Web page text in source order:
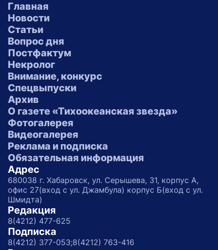
Главная
Новости
Статьи
Вопрос дня
Постфактум
Некролог
Внимание, конкурс
Спецвыпуски
Архив
О газете «Тихоокеанская звезда»
Фотогалерея
Видеогалерея
Реклама и подписка
Обязательная информация
Адрес
680038 г. Хабаровск, ул. Серышева, 31, корпус А,
офис 27(вход с ул. Джамбула) корпус Б(вход с ул.
Шмидта)
Редакция
8(4212) 477-625
Подписка
8(4212) 377-053;8(4212) 763-416